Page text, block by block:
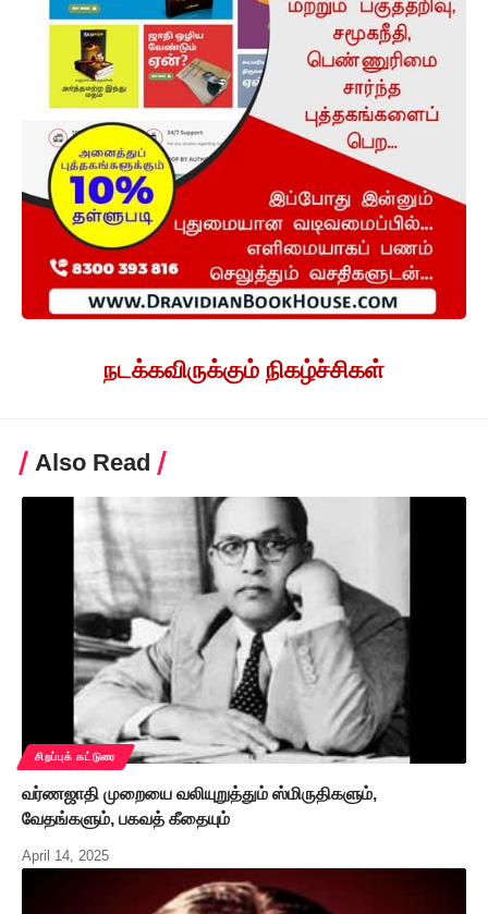
நடக்கவிருக்கும் நிகழ்ச்சிகள்
Also Read
சிறப்புக் கட்டுரை
வர்ணஜாதி முறையை வலியுறுத்தும் ஸ்மிருதிகளும்,
வேதங்களும், பகவத் கீதையும்
April 14, 2025